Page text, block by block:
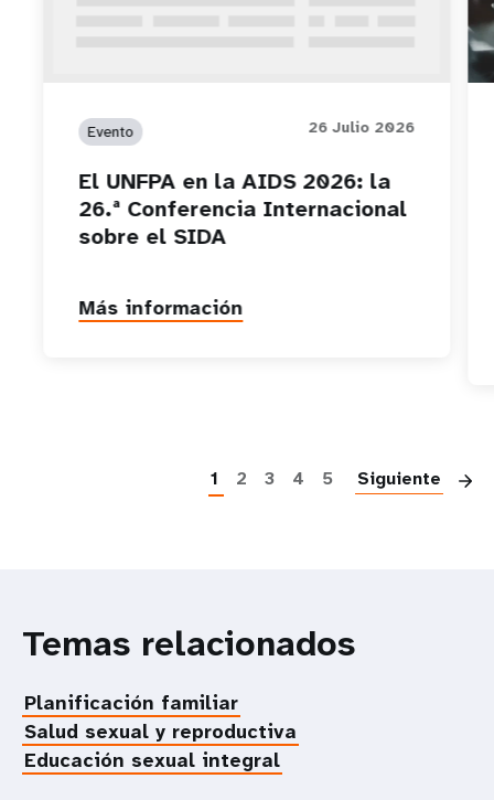
Evento 26 Julio 2026
El UNFPA en la AIDS 2026: la
26.ª Conferencia Internacional
sobre el SIDA
Más información
1 2 3 4 5 Siguiente
Temas relacionados
Planificación familiar
Salud sexual y reproductiva
Educación sexual integral